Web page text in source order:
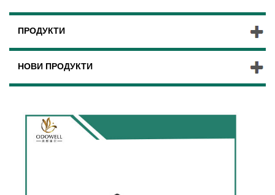
ПРОДУКТИ
НОВИ ПРОДУКТИ